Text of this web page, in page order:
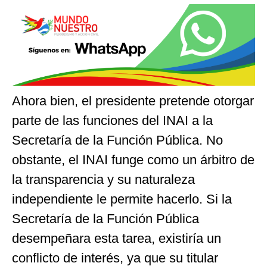
Ahora bien, el presidente pretende otorgar
parte de las funciones del INAI a la
Secretaría de la Función Pública. No
obstante, el INAI funge como un árbitro de
la transparencia y su naturaleza
independiente le permite hacerlo. Si la
Secretaría de la Función Pública
desempeñara esta tarea, existiría un
conflicto de interés, ya que su titular